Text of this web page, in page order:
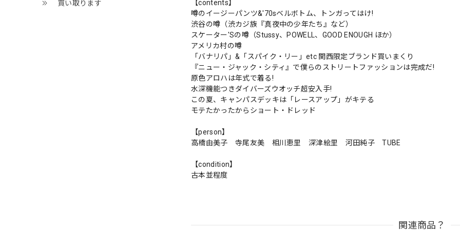
買い取ります
【contents】
噂のイージーパンツ&'70sベルボトム、トンガってはけ!
渋谷の噂（渋カジ族『真夜中の少年たち』など）
スケーター'Sの噂（Stussy、POWELL、GOOD ENOUGH ほか）
アメリカ村の噂
「バナリパ」&「スパイク・リー」etc 関西限定ブランド買いまくり
『ニュー・ジャック・シティ』で僕らのストリートファッションは完成だ!
原色アロハは年式で着る!
水深機能つきダイバーズウオッチ超安入手!
この夏、キャンパスデッキは「レースアップ」がキテる
モテたかったからショート・ドレッド
【person】
高橋由美子 寺尾友美 相川恵里 深津絵里 河田純子 TUBE
【condition】
古本並程度
関連商品？